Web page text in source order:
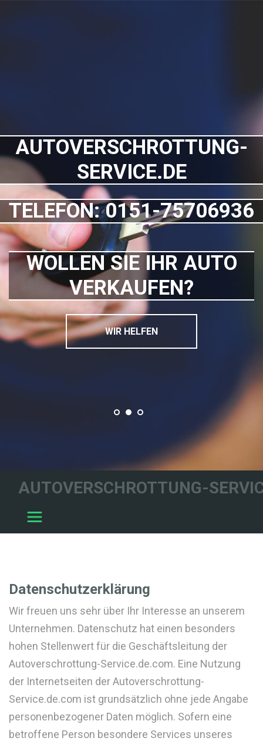
AUTOVERSCHROTTUNG-
SERVICE.DE
TELEFON: 0151-75706936
WOLLEN SIE IHR AUTO
VERKAUFEN?
WIR HELFEN
AUTOVERSCHROTTUNG-
Datenschutzerklärung
Wir freuen uns sehr über Ihr Interesse an unserem
Unternehmen. Datenschutz hat einen besonders
hohen Stellenwert für die Geschäftsleitung der
Autoverschrottung-Service.de.com. Eine Nutzung
der Internetseiten der Autoverschrottung-
Service.de.com ist grundsätzlich ohne jede Angabe
personenbezogener Daten möglich. Sofern eine
betroffene Person besondere Services unseres